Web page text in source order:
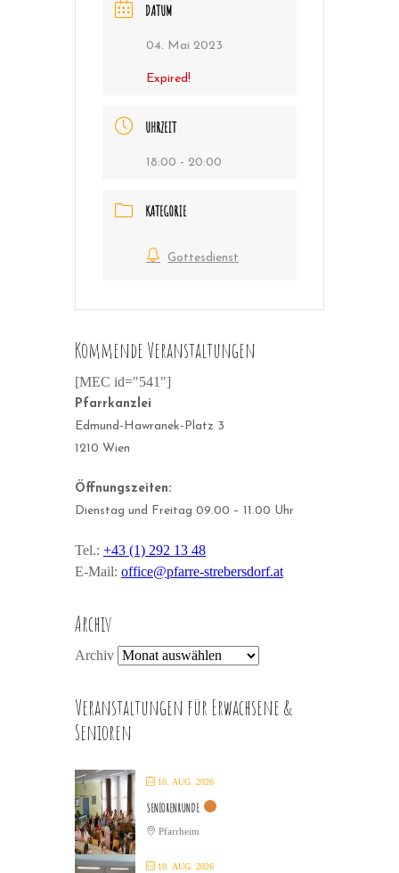
DATUM
04. Mai 2023
Expired!
UHRZEIT
18:00 - 20:00
KATEGORIE
Gottesdienst
Kommende Veranstaltungen
[MEC id="541"]
Pfarrkanzlei
Edmund-Hawranek-Platz 3
1210 Wien
Öffnungszeiten:
Dienstag und Freitag 09.00 – 11.00 Uhr
Tel.: +43 (1) 292 13 48
E-Mail: office@pfarre-strebersdorf.at
Archiv
Archiv
Veranstaltungen für Erwachsene &
Senioren
10. AUG. 2026
SENIORENRUNDE
Pfarrheim
10. AUG. 2026